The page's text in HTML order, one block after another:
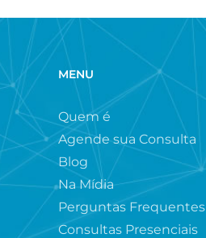
MENU
Quem é
Agende sua Consulta
Blog
Na Mídia
Perguntas Frequentes
Consultas Presenciais